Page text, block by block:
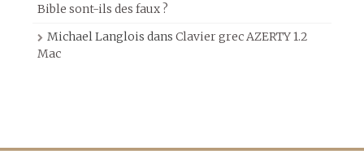
Bible sont-ils des faux ?
Michael Langlois dans Clavier grec AZERTY 1.2
Mac